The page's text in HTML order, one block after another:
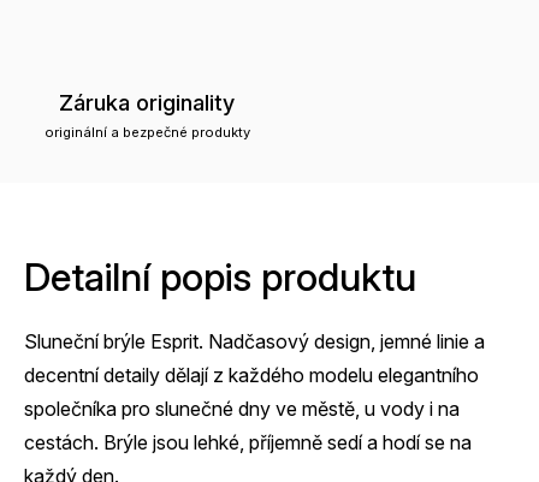
Záruka originality
originální a bezpečné produkty
Detailní popis produktu
Sluneční brýle Esprit. Nadčasový design, jemné linie a
decentní detaily dělají z každého modelu elegantního
společníka pro slunečné dny ve městě, u vody i na
cestách. Brýle jsou lehké, příjemně sedí a hodí se na
každý den.